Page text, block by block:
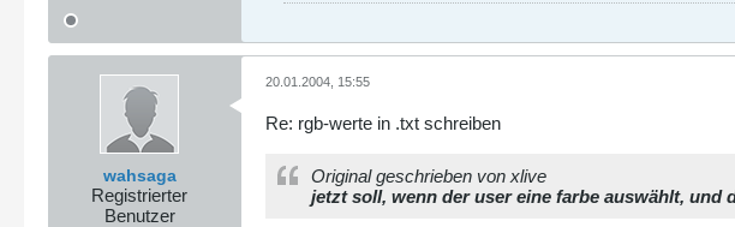
wahsaga
Registrierter
Benutzer
20.01.2004, 15:55
Re: rgb-werte in .txt schreiben
Original geschrieben von xlive
jetzt soll, wenn der user eine farbe auswählt,